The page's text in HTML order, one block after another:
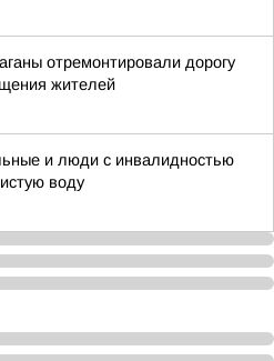
отремонтировали дорогу
жителей
и люди с инвалидностью
воду